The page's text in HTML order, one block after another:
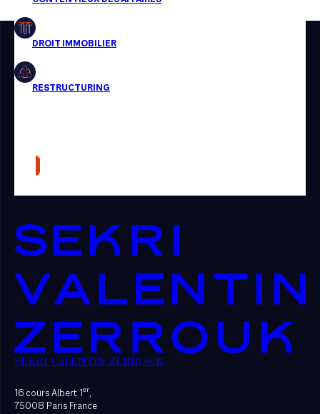
Restructuring
Presse
SEKRI VALENTIN ZERROUK
16 cours Albert 1er,
75008 Paris France